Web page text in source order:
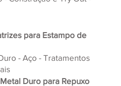
para Estampo de
- Aço - Tratamentos
Duro para Repuxo